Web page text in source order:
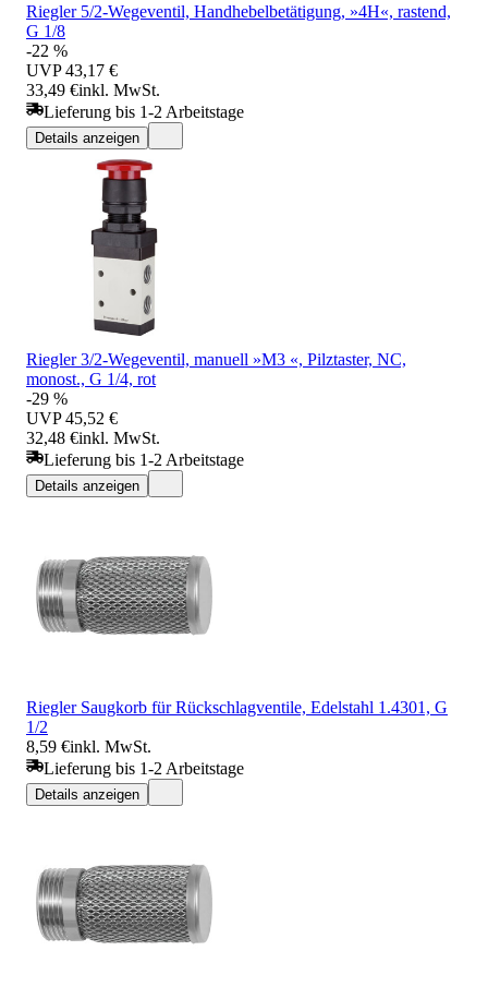
Riegler 5/2-Wegeventil, Handhebelbetätigung, »4H«, rastend,
G 1/8
-22 %
UVP 43,17 €
33,49 €inkl. MwSt.
Lieferung bis 1-2 Arbeitstage
Details anzeigen
Riegler 3/2-Wegeventil, manuell »M3 «, Pilztaster, NC,
monost., G 1/4, rot
-29 %
UVP 45,52 €
32,48 €inkl. MwSt.
Lieferung bis 1-2 Arbeitstage
Details anzeigen
Riegler Saugkorb für Rückschlagventile, Edelstahl 1.4301, G
1/2
8,59 €inkl. MwSt.
Lieferung bis 1-2 Arbeitstage
Details anzeigen